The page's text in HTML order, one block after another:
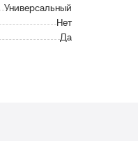
Универсальный
Нет
Да